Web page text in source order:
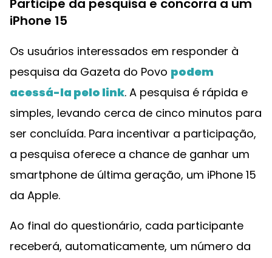
Participe da pesquisa e concorra a um
iPhone 15
Os usuários interessados em responder à
pesquisa da Gazeta do Povo podem
acessá-la pelo link. A pesquisa é rápida e
simples, levando cerca de cinco minutos para
ser concluída. Para incentivar a participação,
a pesquisa oferece a chance de ganhar um
smartphone de última geração, um iPhone 15
da Apple.
Ao final do questionário, cada participante
receberá, automaticamente, um número da